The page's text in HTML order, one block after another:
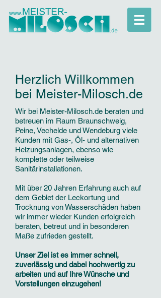
Wir bei Meister-Milosch.de beraten und
betreuen im Raum Braunschweig,
Peine, Vechelde und Wendeburg viele
Kunden mit Gas-, Öl- und alternativen
Heizungsanlagen, ebenso wie
komplette oder teilweise
Sanitärinstallationen.
Mit über 20 Jahren Erfahrung auch auf
dem Gebiet der Leckortung und
Trocknung von Wasserschäden haben
wir immer wieder Kunden erfolgreich
beraten, betreut und in besonderen
Maße zufrieden gestellt.
Unser Ziel ist es immer schnell,
zuverlässig und dabei hochwertig zu
arbeiten und auf Ihre Wünsche und
Vorstellungen einzugehen!
Herzlich Willkommen
bei Meister-Milosch.de